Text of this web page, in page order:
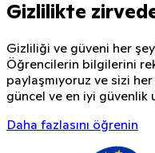
Gizlilikte
Gizliliği ve güveni her
Öğrencilerin bilgilerini
paylaşmıyoruz ve sizi
güncel ve en iyi güvenlik
Daha fazlasını öğrenin